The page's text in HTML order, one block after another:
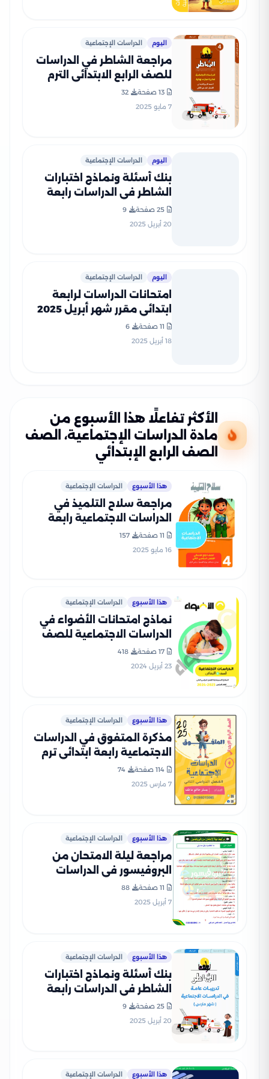
اليوم الدراسات الإجتماعية
مراجعة الشاطر في الدراسات
للصف الرابع الابتدائي الترم
الثاني 2025 PDF بالاجابات
13 صفحة
32
7 مايو 2025
اليوم الدراسات الإجتماعية
بنك أسئلة ونماذج اختبارات
الشاطر في الدراسات رابعة
ابتدائي منهج شهر مارس
2025 بصيغة PDF
25 صفحة
9
20 أبريل 2025
اليوم الدراسات الإجتماعية
امتحانات الدراسات لرابعة
ابتدائي مقرر شهر أبريل 2025
بالاجابات
11 صفحة
6
18 أبريل 2025
الأكثر تفاعلًا هذا الأسبوع من
مادة الدراسات الإجتماعية، الصف
الصف الرابع الإبتدائي
هذا الأسبوع الدراسات الإجتماعية
مراجعة سلاح التلميذ في
الدراسات الاجتماعية رابعة
بالاجابات
11 صفحة
157
16 مايو 2025
هذا الأسبوع الدراسات الإجتماعية
نماذج امتحانات الأضواء في
الدراسات الاجتماعية للصف
الرابع الابتدائي الترم الثاني
2024 بصيغة PDF
17 صفحة
418
23 أبريل 2024
هذا الأسبوع الدراسات الإجتماعية
مذكرة المتفوق في الدراسات
الاجتماعية رابعة ابتدائي ترم
ثاني بصيغة PDF
114 صفحة
74
7 مارس 2025
هذا الأسبوع الدراسات الإجتماعية
مراجعة ليلة الامتحان من
البروفيسور في الدراسات
الاجتماعية للصف الرابع
الابتدائي الترم الثاني بصيغة
11 صفحة
88
7 أبريل 2025
هذا الأسبوع الدراسات الإجتماعية
بنك أسئلة ونماذج اختبارات
الشاطر في الدراسات رابعة
ابتدائي منهج شهر مارس
2025 بصيغة PDF
25 صفحة
9
20 أبريل 2025
هذا الأسبوع الدراسات الإجتماعية